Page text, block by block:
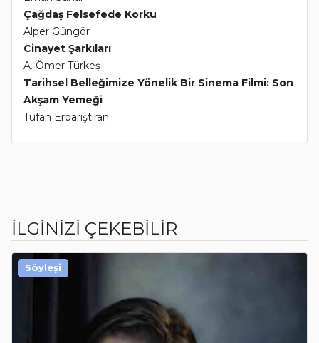
Çağdaş Felsefede Korku
Alper Güngör
Cinayet Şarkıları
A. Ömer Türkeş
Tarihsel Belleğimize Yönelik Bir Sinema Filmi: Son
Akşam Yemeği
Tufan Erbarıştıran
İLGİNİZİ ÇEKEBİLİR
Söyleşi